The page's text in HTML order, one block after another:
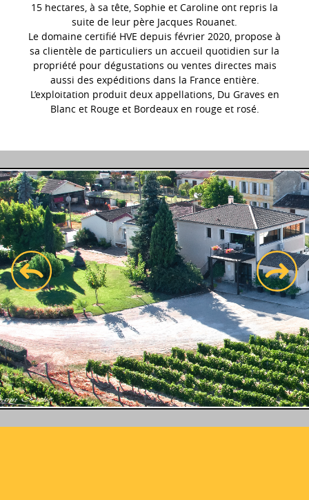
15 hectares, à sa tête, Sophie et Caroline ont repris la
suite de leur père Jacques Rouanet.
Le domaine certifié HVE depuis février 2020, propose à
sa clientèle de particuliers un accueil quotidien sur la
propriété pour dégustations ou ventes directes mais
aussi des expéditions dans la France entière.
L’exploitation produit deux appellations, Du Graves en
Blanc et Rouge et Bordeaux en rouge et rosé.
prev next